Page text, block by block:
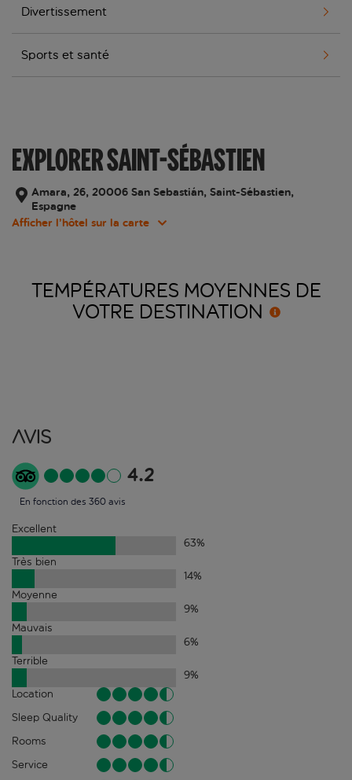
Divertissement
Sports et santé
EXPLORER SAINT-SÉBASTIEN
Amara, 26, 20006 San Sebastián, Saint-Sébastien,
Espagne
Afficher l’hôtel sur la carte
TEMPÉRATURES MOYENNES DE
VOTRE DESTINATION
Avis
4.2
En fonction des 360 avis
Excellent
63%
Très bien
14%
Moyenne
9%
Mauvais
6%
Terrible
9%
Location
Sleep Quality
Rooms
Service